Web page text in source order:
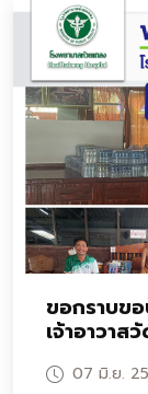
ขอกราบข
เจ้าอาวาส
07 มิ.ย.